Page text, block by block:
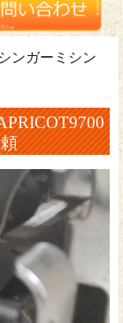
ンガーミシン